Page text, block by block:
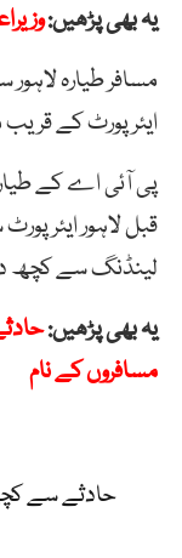
یہ بھی پڑھیں:
مسافر طیارہ لاہور
ایئرپورٹ کے قریب
قبل لاہور ایئر
لینڈنگ سے کچھ
یہ بھی پڑھیں:
مسافروں کے نام
حادثے سے